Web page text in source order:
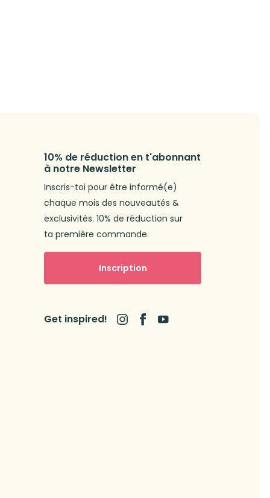
10% de réduction en t'abonnant
à notre Newsletter
Inscris-toi pour être informé(e)
chaque mois des nouveautés &
exclusivités. 10% de réduction sur
ta première commande.
Inscription
Get inspired!